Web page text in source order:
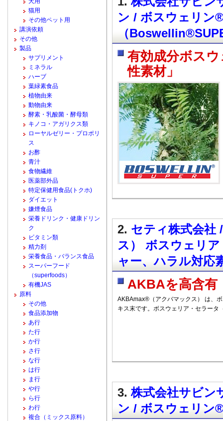
ン / ボスウェリン
（
有効成分ボス
性素材」
2. セティ株式会社
ス） ボスウェリ
ャー、ハラル対応
AKBAを高含有
AKBAmax®（アクバマックス） は、
キス末です。ボスウェリア・セラータ
3.株式会社サビン
ン / ボスウェリ
猫用
その他ペット用
講演依頼
その他
製品
サプリメント
ミネラル
ハーブ
葉緑素食品
植物由来
動物由来
酵素・乳酸菌・酵母類
キノコ・アガリクス類
ローヤルゼリー・プロポリ
ス
お酢
青汁
食物繊維
医薬部外品
特定保健用食品(トクホ)
ダイエット
嫌煙食品
栄養ドリンク・健康ドリン
ク
ビタミン類
精力剤
栄養食品・バランス食品
スーパーフード
（superfoods）
有機JAS
原料
その他
食品添加物
あ行
た行
か行
さ行
な行
は行
ま行
や行
ら行
わ行
複合（ミックス原料）